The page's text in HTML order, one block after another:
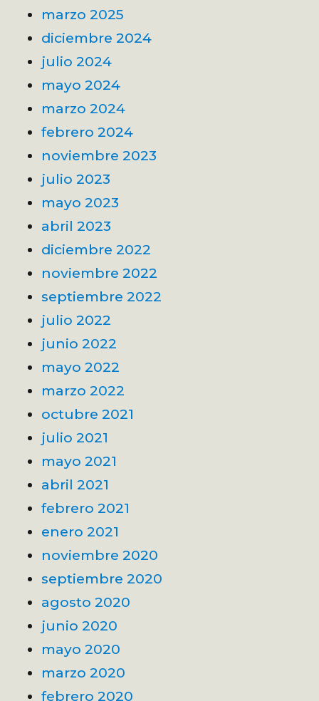
marzo 2025
diciembre 2024
julio 2024
mayo 2024
marzo 2024
febrero 2024
noviembre 2023
julio 2023
mayo 2023
abril 2023
diciembre 2022
noviembre 2022
septiembre 2022
julio 2022
junio 2022
mayo 2022
marzo 2022
octubre 2021
julio 2021
mayo 2021
abril 2021
febrero 2021
enero 2021
noviembre 2020
septiembre 2020
agosto 2020
junio 2020
mayo 2020
marzo 2020
febrero 2020